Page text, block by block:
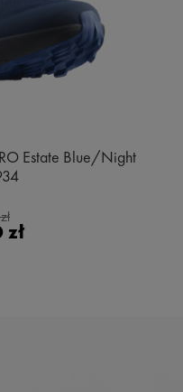
Estate Blue/Night